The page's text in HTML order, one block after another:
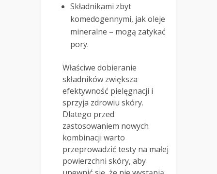
Składnikami zbyt
komedogennymi, jak oleje
mineralne – mogą zatykać
pory.
Właściwe dobieranie
składników zwiększa
efektywność pielęgnacji i
sprzyja zdrowiu skóry.
Dlatego przed
zastosowaniem nowych
kombinacji warto
przeprowadzić testy na małej
powierzchni skóry, aby